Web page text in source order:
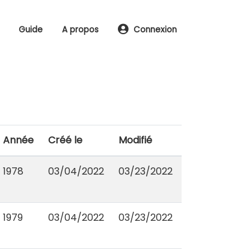
Guide A propos Connexion
Année Créé le Modifié
1978 03/04/2022 03/23/2022
1979 03/04/2022 03/23/2022